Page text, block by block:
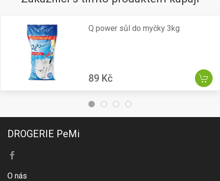
Q power sůl do myčky 3kg
89 Kč
DROGERIE PeMi
O nás